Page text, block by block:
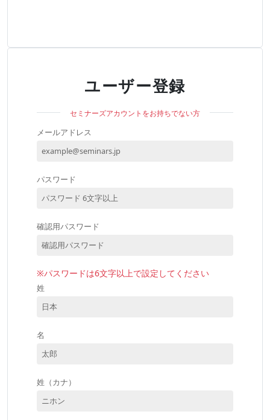
ユーザー登録
セミナーズアカウントをお持ちでない方
メールアドレス
パスワード
確認用パスワード
※パスワードは6文字以上で設定してください
姓
名
姓（カナ）